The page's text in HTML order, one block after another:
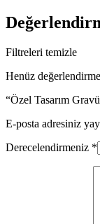
Filtreleri temizle
Henüz değerlendirme
“Özel Tasarım
E-posta adresiniz
Derecelendirmeniz *